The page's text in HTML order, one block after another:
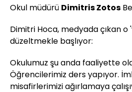
Okul müdürü Dimitris Zotos
Dimitri Hoca, medyada çıkan o
düzeltmekle başlıyor:
Okulumuz şu anda faaliyette
Öğrencilerimiz ders yapıyor.
misafirlerimizi ağırlamaya